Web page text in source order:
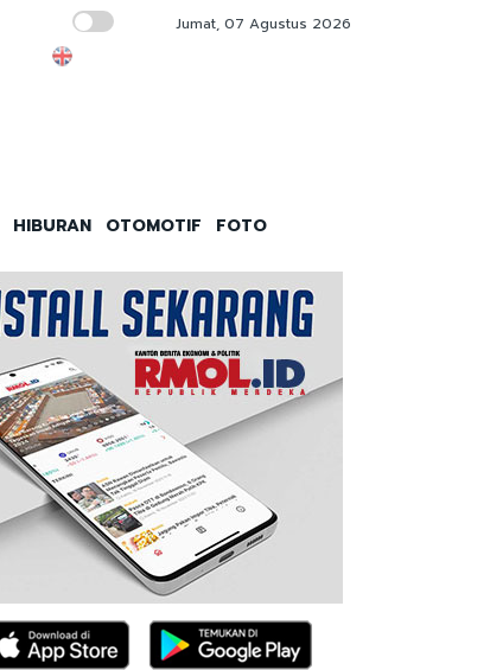
Timnas Garuda Rontok di Babak
Jumat, 07 Agustus 2026
HIBURAN OTOMOTIF FOTO